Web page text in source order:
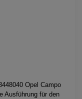
Opel Campo
Ausführung für den